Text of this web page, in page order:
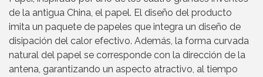
de la antigua China, el papel. El diseño del producto
imita un paquete de papeles que integra un diseño de
disipación del calor efectivo. Además, la forma curvada
natural del papel se corresponde con la dirección de la
antena, garantizando un aspecto atractivo, al tiempo